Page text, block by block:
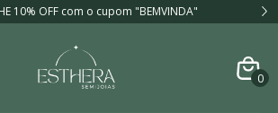
10% OFF com o cupom "BEMVINDA"
0